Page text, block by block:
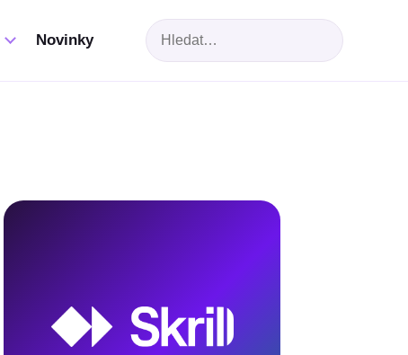
Novinky
Hledat